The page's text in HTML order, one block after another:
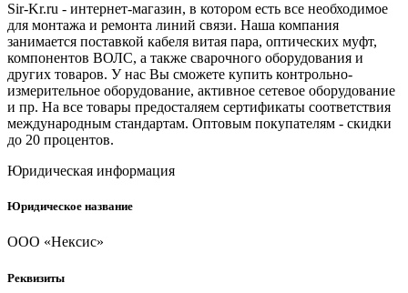
Sir-Kr.ru - интернет-магазин, в котором есть все необходимое
для монтажа и ремонта линий связи. Наша компания
занимается поставкой кабеля витая пара, оптических муфт,
компонентов ВОЛС, а также сварочного оборудования и
других товаров. У нас Вы сможете купить контрольно-
измерительное оборудование, активное сетевое оборудование
и пр. На все товары предосталяем сертификаты соответствия
международным стандартам. Оптовым покупателям - скидки
до 20 процентов.
Юридическая информация
Юридическое название
ООО «Нексис»
Реквизиты